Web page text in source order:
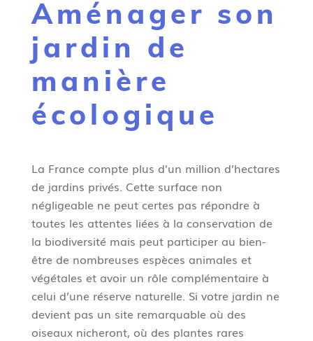
g
e
Aménager son
jardin de
manière
écologique
La France compte plus d’un million d’hectares
de jardins privés. Cette surface non
négligeable ne peut certes pas répondre à
toutes les attentes liées à la conservation de
la biodiversité mais peut participer au bien-
être de nombreuses espèces animales et
végétales et avoir un rôle complémentaire à
celui d’une réserve naturelle. Si votre jardin ne
devient pas un site remarquable où des
oiseaux nicheront, où des plantes rares